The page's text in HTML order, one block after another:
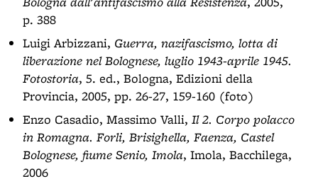
p. 388
Luigi Arbizzani, Guerra, nazifascismo, lotta di
liberazione nel Bolognese, luglio 1943-aprile 1945.
Fotostoria, 5. ed., Bologna, Edizioni della
Provincia, 2005, pp. 26-27, 159-160 (foto)
Enzo Casadio, Massimo Valli, Il 2. Corpo polacco
in Romagna. Forli, Brisighella, Faenza, Castel
Bolognese, fiume Senio, Imola, Imola, Bacchilega,
2006